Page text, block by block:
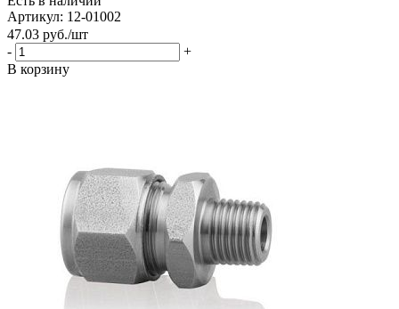
Артикул: 12-01002
47.03 руб./шт
-
+
В корзину